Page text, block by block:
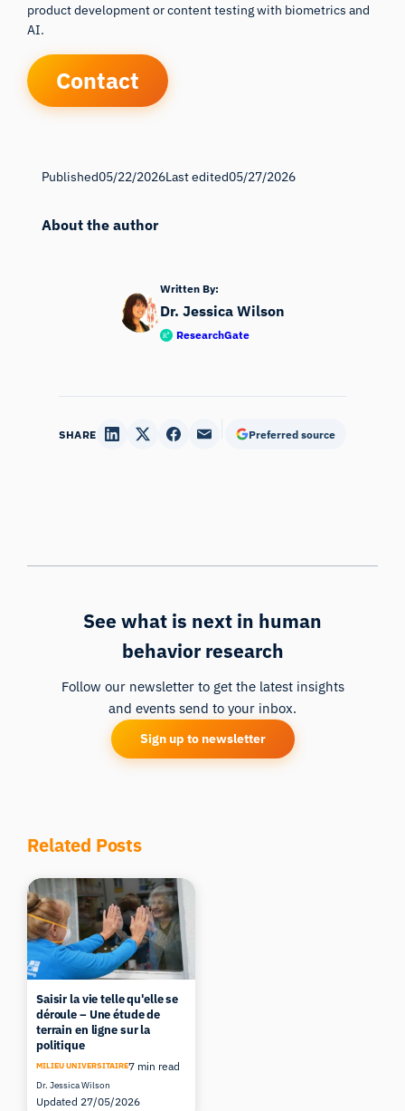
product development or content testing with biometrics and
AI.
Contact
Published05/22/2026Last edited05/27/2026
About the author
Written By:
Dr. Jessica Wilson
ResearchGate
SHARE Preferred source
See what is next in human
behavior research
Follow our newsletter to get the latest insights
and events send to your inbox.
Sign up to newsletter
Related Posts
Saisir la vie telle qu'elle se
déroule – Une étude de
terrain en ligne sur la
politique
MILIEU UNIVERSITAIRE7 min read
Dr. Jessica Wilson
Updated 27/05/2026